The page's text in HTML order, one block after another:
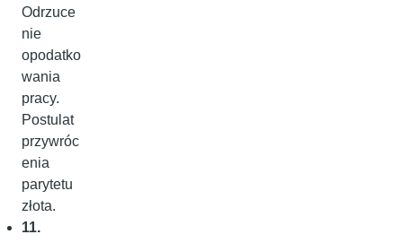
Odrzuce
nie
opodatko
wania
pracy.
Postulat
przywróc
enia
parytetu
złota.
11.